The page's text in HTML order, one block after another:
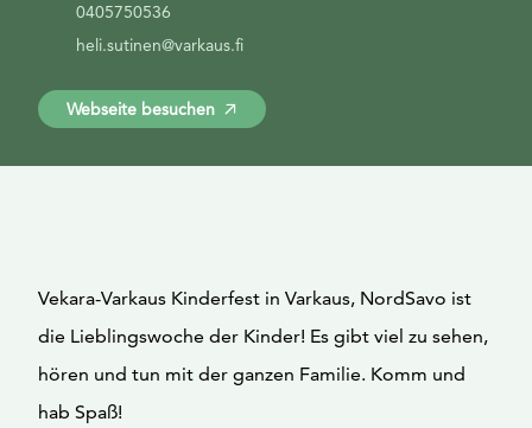
0405750536
heli.sutinen@varkaus.fi
Webseite besuchen
Vekara-Varkaus Kinderfest in Varkaus, NordSavo ist
die Lieblingswoche der Kinder! Es gibt viel zu sehen,
hören und tun mit der ganzen Familie. Komm und
hab Spaß!